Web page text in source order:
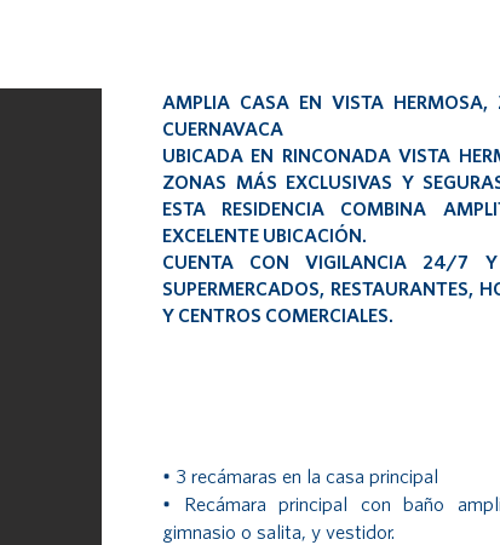
AMPLIA CASA EN VISTA
CUERNAVACA
UBICADA EN RINCONADA VISTA
ZONAS MÁS EXCLUSIVAS Y
ESTA RESIDENCIA COMBINA
EXCELENTE UBICACIÓN.
CUENTA CON VIGILANCIA 24/7
SUPERMERCADOS, RESTAURANTES,
Y CENTROS COMERCIALES.
• 3 recámaras en la casa principal
• Recámara principal con baño
gimnasio o salita, y vestidor.